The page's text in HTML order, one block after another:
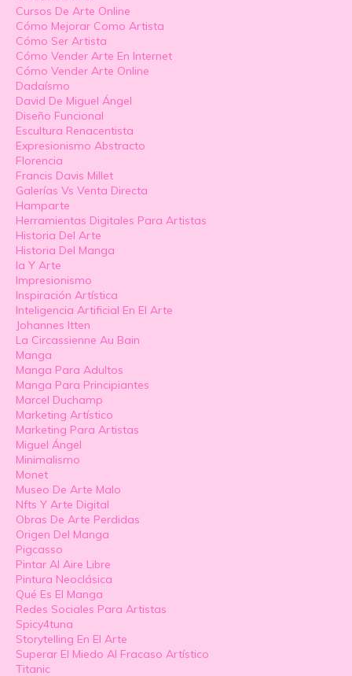
Cursos De Arte Online
Cómo Mejorar Como Artista
Cómo Ser Artista
Cómo Vender Arte En Internet
Cómo Vender Arte Online
Dadaísmo
David De Miguel Ángel
Diseño Funcional
Escultura Renacentista
Expresionismo Abstracto
Florencia
Francis Davis Millet
Galerías Vs Venta Directa
Hamparte
Herramientas Digitales Para Artistas
Historia Del Arte
Historia Del Manga
Ia Y Arte
Impresionismo
Inspiración Artística
Inteligencia Artificial En El Arte
Johannes Itten
La Circassienne Au Bain
Manga
Manga Para Adultos
Manga Para Principiantes
Marcel Duchamp
Marketing Artístico
Marketing Para Artistas
Miguel Ángel
Minimalismo
Monet
Museo De Arte Malo
Nfts Y Arte Digital
Obras De Arte Perdidas
Origen Del Manga
Pigcasso
Pintar Al Aire Libre
Pintura Neoclásica
Qué Es El Manga
Redes Sociales Para Artistas
Spicy4tuna
Storytelling En El Arte
Superar El Miedo Al Fracaso Artístico
Titanic